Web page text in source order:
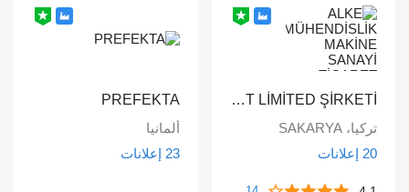
ALKE MÜHENDİSLİK MAKİNE SANAYİ TİCARET LİMİTED ŞİRKETİ
تركيا، SAKARYA
20 إعلانات
PREFEKTA
ألمانيا
23 إعلانات